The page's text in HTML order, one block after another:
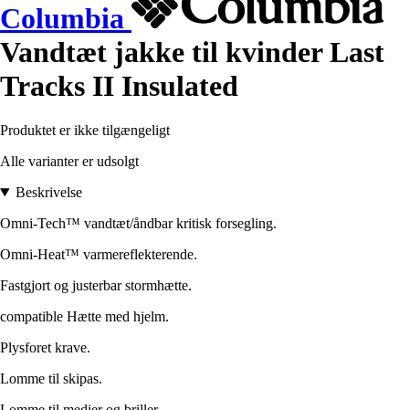
Columbia
Vandtæt jakke til kvinder Last
Tracks II Insulated
Produktet er ikke tilgængeligt
Alle varianter er udsolgt
Beskrivelse
Omni-Tech™ vandtæt/åndbar kritisk forsegling.
Omni-Heat™ varmereflekterende.
Fastgjort og justerbar stormhætte.
compatible Hætte med hjelm.
Plysforet krave.
Lomme til skipas.